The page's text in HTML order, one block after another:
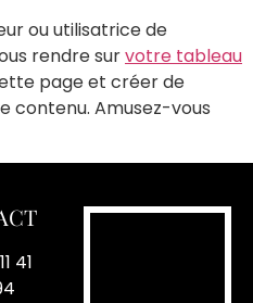
ou utilisatrice de
rendre survotre tableau
page et créer de
contenu. Amusez-vous
41